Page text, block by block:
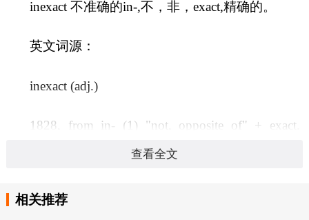
inexact 不准确的in-,不，非，exact,精确的。
英文词源：
inexact (adj.)
1828, from in- (1) "not, opposite of" + exact.
双语例句：
查看全文
相关推荐